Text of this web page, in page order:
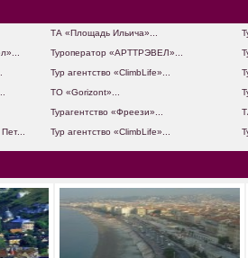
ТА «Площадь Ильича»...
Туроператор «АРТТРЭВЕЛ»...
Тур агентство «ClimbLife»...
ТО «Gorizont»...
Турагентство «Фреези»...
Тур агентство «ClimbLife»...